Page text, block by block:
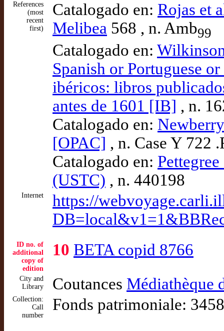
References
(most
recent
first)
Catalogado en: Rojas et
Melibea 568 , n. Amb99
Catalogado en:
Spanish or Portuguese
ibéricos: libros
antes de 1601 [IB] , n.
Catalogado en:
[OPAC] , n. Case Y 722
Catalogado en:
(USTC) , n. 440198
Internet
https://
ID no. of
additional
copy of
edition
10 BETA copid 8766
City and
Library
Coutances Médiathèque
Collection:
Call
number
Fonds patrimoniale: 3458